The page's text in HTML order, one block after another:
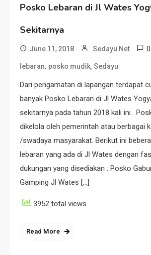
Posko Lebaran di Jl Wates
Sekitarnya
June 11, 2018 Sedayu Net 0
lebaran, posko mudik, Sedayu
Dari pengamatan di lapangan terdapat
banyak Posko Lebaran di Jl Wates
sekitarnya pada tahun 2018 kali ini.
dikelola oleh pemerintah atau berbagai
/swadaya masyarakat. Berikut ini
lebaran yang ada di Jl Wates dengan
dukungan yang disediakan : Posko
Gamping Jl Wates […]
3952 total views
Read More